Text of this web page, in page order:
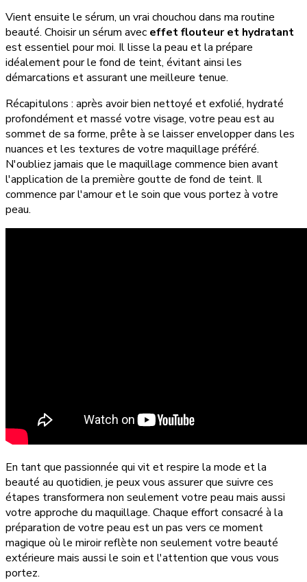
Vient ensuite le sérum, un vrai chouchou dans ma routine
beauté. Choisir un sérum avec effet flouteur et hydratant
est essentiel pour moi. Il lisse la peau et la prépare
idéalement pour le fond de teint, évitant ainsi les
démarcations et assurant une meilleure tenue.
Récapitulons : après avoir bien nettoyé et exfolié, hydraté
profondément et massé votre visage, votre peau est au
sommet de sa forme, prête à se laisser envelopper dans les
nuances et les textures de votre maquillage préféré.
N'oubliez jamais que le maquillage commence bien avant
l'application de la première goutte de fond de teint. Il
commence par l'amour et le soin que vous portez à votre
peau.
En tant que passionnée qui vit et respire la mode et la
beauté au quotidien, je peux vous assurer que suivre ces
étapes transformera non seulement votre peau mais aussi
votre approche du maquillage. Chaque effort consacré à la
préparation de votre peau est un pas vers ce moment
magique où le miroir reflète non seulement votre beauté
extérieure mais aussi le soin et l'attention que vous vous
portez.